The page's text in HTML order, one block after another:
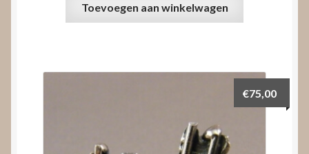
Toevoegen aan winkelwagen
€75,00